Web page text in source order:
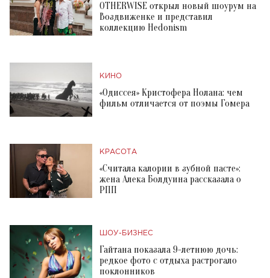
OTHERWISE открыл новый шоурум на
Воздвиженке и представил
коллекцию Hedonism
КИНО
«Одиссея» Кристофера Нолана: чем
фильм отличается от поэмы Гомера
КРАСОТА
«Считала калории в зубной пасте»:
жена Алека Болдуина рассказала о
РПП
ШОУ-БИЗНЕС
Гайтана показала 9-летнюю дочь:
редкое фото с отдыха растрогало
поклонников